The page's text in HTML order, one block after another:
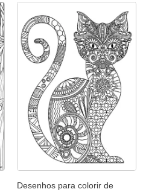
Desenhos para colorir de